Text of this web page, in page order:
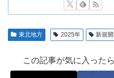
東北地方 2025年 新規
この記事が気に入った